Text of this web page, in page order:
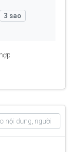
3 sao